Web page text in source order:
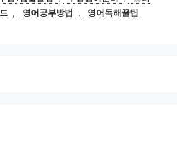
, 영어공부방법 , 영어독해꿀팁